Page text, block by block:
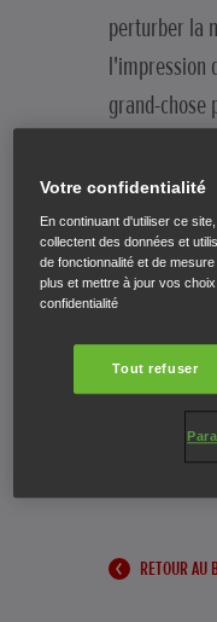
perturber la
l'impression
grand-chose
pour
sauvage
unes de nos
animaux
nos
RETOUR AU
Votre confidentialité
En continuant d'utiliser ce
collectent des données et
de fonctionnalité et de
plus et mettre à jour vos
confidentialité
Tout refuser